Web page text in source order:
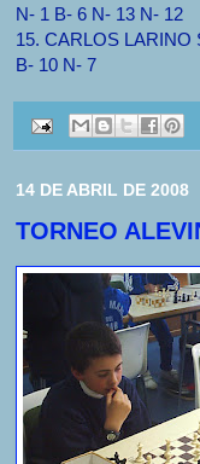
N- 1 B- 6 N- 13 N- 12
15. CARLOS LARINO
B- 10 N- 7
14 DE ABRIL DE 2008
TORNEO